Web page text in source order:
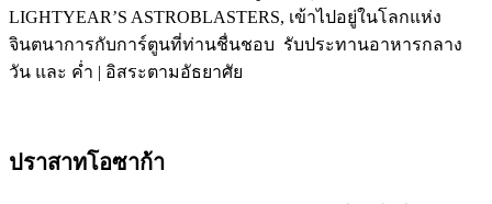
LIGHTYEAR’S ASTROBLASTERS, เข้าไปอยู่ในโลกแห่ง
จินตนาการกับการ์ตูนที่ท่านชื่นชอบ รับประทานอาหารกลาง
วัน และ ค่ำ | อิสระตามอัธยาศัย
ปราสาทโอซาก้า